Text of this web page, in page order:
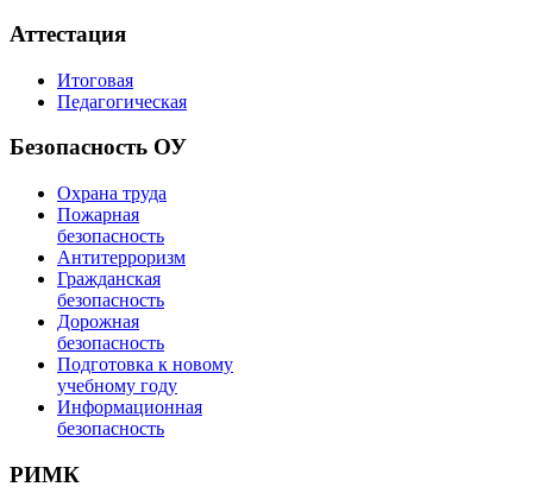
Аттестация
Итоговая
Педагогическая
Безопасность ОУ
Охрана труда
Пожарная
безопасность
Антитерроризм
Гражданская
безопасность
Дорожная
безопасность
Подготовка к новому
учебному году
Информационная
безопасность
РИМК